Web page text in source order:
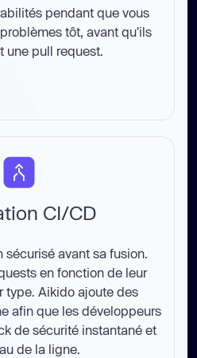
pendant que vous
tôt, avant qu'ils
une pull request.
CI/CD
sécurisé avant sa fusion.
en fonction de leur
type. Aikido ajoute des
afin que les développeurs
de sécurité instantané et
de la ligne.